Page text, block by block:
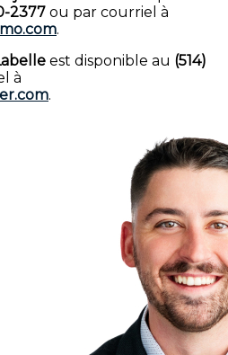
2377 ou par courriel à
.
est disponible au (514)
à
.